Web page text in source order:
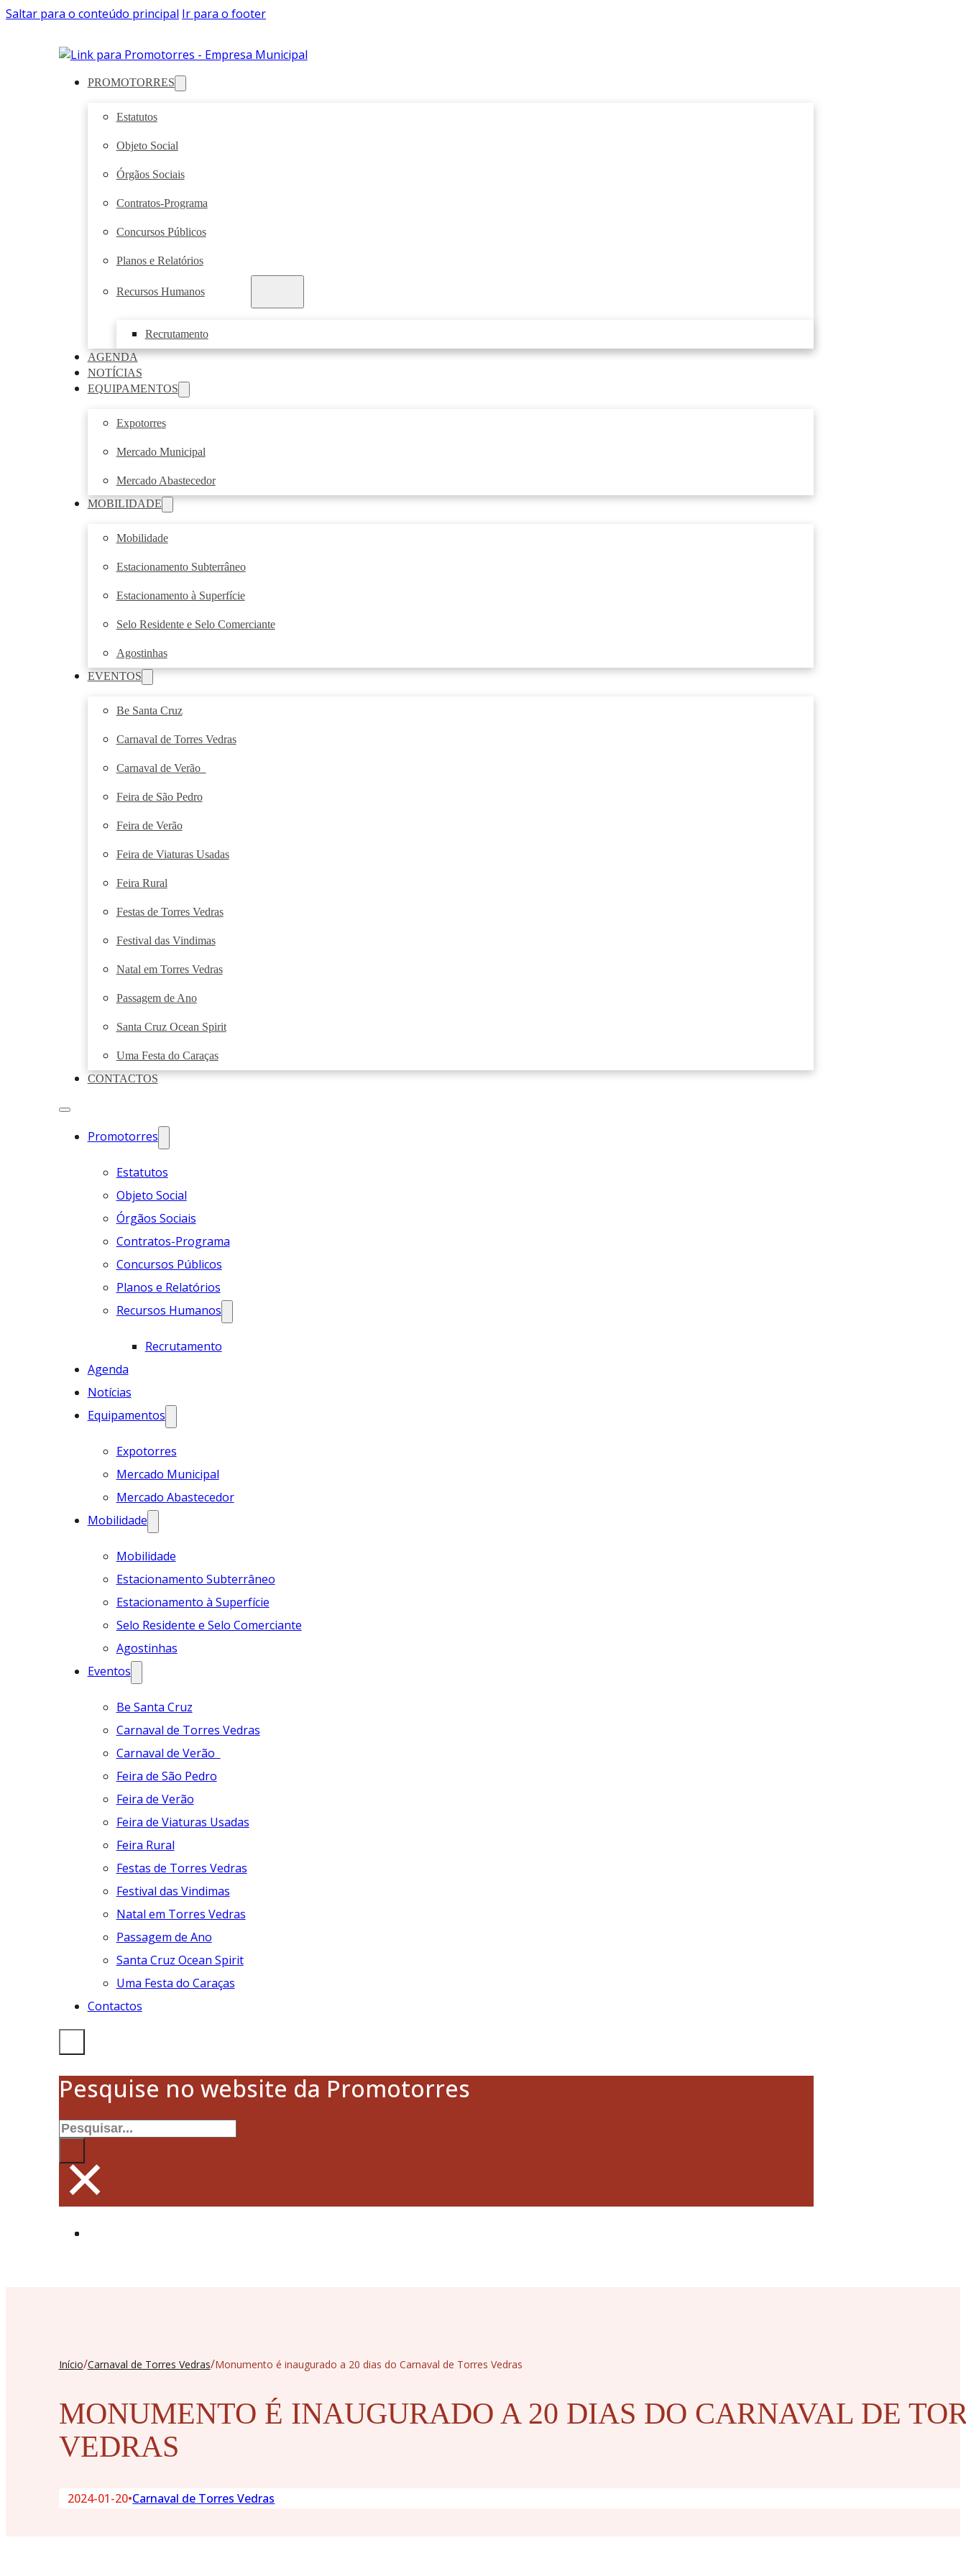
Saltar para o conteúdo principal Ir para o footer
PROMOTORRES
Estatutos
Objeto Social
Órgãos Sociais
Contratos-Programa
Concursos Públicos
Planos e Relatórios
Recursos Humanos
Recrutamento
AGENDA
NOTÍCIAS
EQUIPAMENTOS
Expotorres
Mercado Municipal
Mercado Abastecedor
MOBILIDADE
Mobilidade
Estacionamento Subterrâneo
Estacionamento à Superfície
Selo Residente e Selo Comerciante
Agostinhas
EVENTOS
Be Santa Cruz
Carnaval de Torres Vedras
Carnaval de Verão
Feira de São Pedro
Feira de Verão
Feira de Viaturas Usadas
Feira Rural
Festas de Torres Vedras
Festival das Vindimas
Natal em Torres Vedras
Passagem de Ano
Santa Cruz Ocean Spirit
Uma Festa do Caraças
CONTACTOS
Promotorres
Estatutos
Objeto Social
Órgãos Sociais
Contratos-Programa
Concursos Públicos
Planos e Relatórios
Recursos Humanos
Recrutamento
Agenda
Notícias
Equipamentos
Expotorres
Mercado Municipal
Mercado Abastecedor
Mobilidade
Mobilidade
Estacionamento Subterrâneo
Estacionamento à Superfície
Selo Residente e Selo Comerciante
Agostinhas
Eventos
Be Santa Cruz
Carnaval de Torres Vedras
Carnaval de Verão
Feira de São Pedro
Feira de Verão
Feira de Viaturas Usadas
Feira Rural
Festas de Torres Vedras
Festival das Vindimas
Natal em Torres Vedras
Passagem de Ano
Santa Cruz Ocean Spirit
Uma Festa do Caraças
Contactos
Pesquise no website da Promotorres
Pesquisar
×
Início/Carnaval de Torres Vedras/Monumento é inaugurado a 20 dias do Carnaval de Torres Vedras
MONUMENTO É INAUGURADO A 20 DIAS DO CARNAVAL DE
VEDRAS
2024-01-20•Carnaval de Torres Vedras